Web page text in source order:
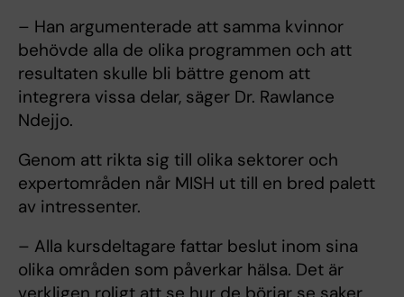
– Han argumenterade att samma kvinnor
behövde alla de olika programmen och att
resultaten skulle bli bättre genom att
integrera vissa delar, säger Dr. Rawlance
Ndejjo.
Genom att rikta sig till olika sektorer och
expertområden når MISH ut till en bred palett
av intressenter.
– Alla kursdeltagare fattar beslut inom sina
olika områden som påverkar hälsa. Det är